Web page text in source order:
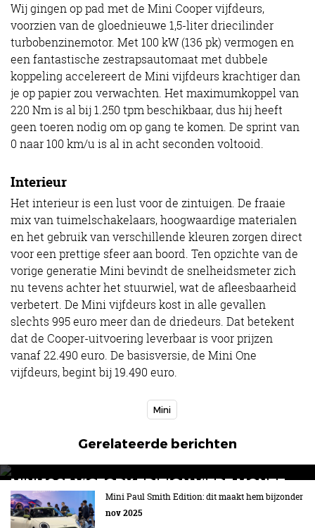
Wij gingen op pad met de Mini Cooper vijfdeurs,
voorzien van de gloednieuwe 1,5-liter driecilinder
turbobenzinemotor. Met 100 kW (136 pk) vermogen en
een fantastische zestrapsautomaat met dubbele
koppeling accelereert de Mini vijfdeurs krachtiger dan
je op papier zou verwachten. Het maximumkoppel van
220 Nm is al bij 1.250 tpm beschikbaar, dus hij heeft
geen toeren nodig om op gang te komen. De sprint van
0 naar 100 km/u is al in acht seconden voltooid.
Interieur
Het interieur is een lust voor de zintuigen. De fraaie
mix van tuimelschakelaars, hoogwaardige materialen
en het gebruik van verschillende kleuren zorgen direct
voor een prettige sfeer aan boord. Ten opzichte van de
vorige generatie Mini bevindt de snelheidsmeter zich
nu tevens achter het stuurwiel, wat de afleesbaarheid
verbetert. De Mini vijfdeurs kost in alle gevallen
slechts 995 euro meer dan de driedeurs. Dat betekent
dat de Cooper-uitvoering leverbaar is voor prijzen
vanaf 22.490 euro. De basisversie, de Mini One
vijfdeurs, begint bij 19.490 euro.
Mini
Gerelateerde berichten
MINI 1965 VICTORY EDITION VIERT MONTE
CARLO-FEESTJE
Misschien wel een jaartje te laat...
Mini Paul Smith Edition: dit maakt hem bijzonder
nov 2025